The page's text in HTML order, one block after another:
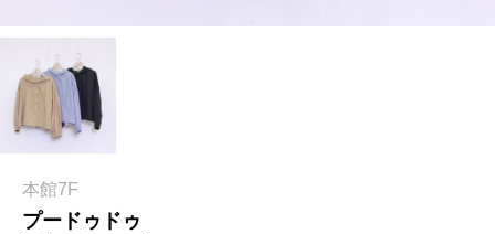
本館7F
プードゥドゥ